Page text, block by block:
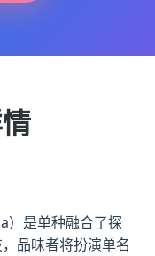
）是单种融合了探
品味者将扮演单名